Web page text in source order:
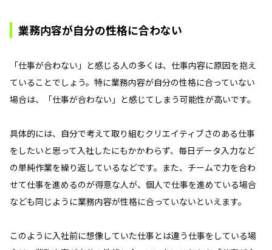
業務内容が自分の性格に合わない
「仕事が合わない」と感じる人の多くは、仕事内容に原因を抱え
ていることでしょう。特に業務内容が自分の性格に合っていない
場合は、「仕事が合わない」と感じてしまう可能性が高いです。
具体的には、自分で考えて取り組むクリエイティブさのある仕事
をしたいと思って入社したにもかかわらず、毎日データ入力など
の単純作業を繰り返しているなどです。また、チームで力を合わ
せて仕事を進めるのが得意な人が、個人で仕事を進めている場合
なども同じように業務内容が性格に合っていないといえます。
このように入社前に想像していた仕事とは違う仕事をしている場